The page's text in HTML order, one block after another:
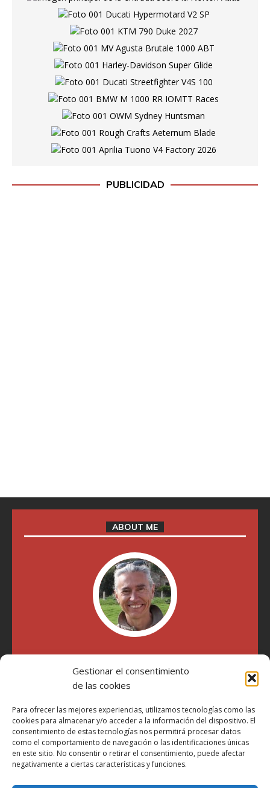
Gestionar el consentimiento
de las cookies
Para ofrecer las mejores experiencias, utilizamos tecnologías como las
cookies para almacenar y/o acceder a la información del dispositivo. El
consentimiento de estas tecnologías nos permitirá procesar datos
como el comportamiento de navegación o las identificaciones únicas
en este sitio. No consentir o retirar el consentimiento, puede afectar
negativamente a ciertas características y funciones.
PUBLICIDAD
ABOUT ME
"Soy Manel Hospido, nací en Valencia en 1969 y desde el
año 2007 he escrito sobre motos en distintos medios.
Millatrece.com es una apuesta por escribir sobre lo que me
participa"
Aviso Legal
Política de Privacidad